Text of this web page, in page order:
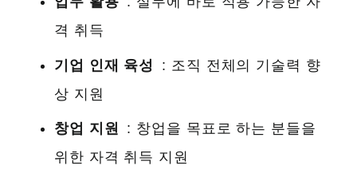
격 취득
기업 인재 육성
: 조직 전체의 기술력 향
상 지원
창업 지원
: 창업을 목표로 하는 분들을
위한 자격 취득 지원